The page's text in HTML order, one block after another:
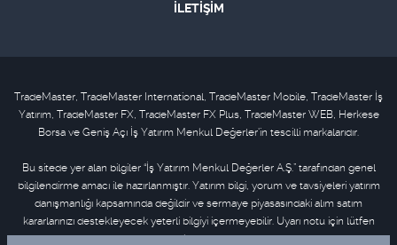
İLETİŞİM
TradeMaster, TradeMaster International, TradeMaster Mobile, TradeMaster İş
Yatırım, TradeMaster FX, TradeMaster FX Plus, TradeMaster WEB, Herkese
Borsa ve Geniş Açı İş Yatırım Menkul Değerler'in tescilli markalarıdır.
Bu sitede yer alan bilgiler “İş Yatırım Menkul Değerler A.Ş.” tarafından genel
bilgilendirme amacı ile hazırlanmıştır. Yatırım bilgi, yorum ve tavsiyeleri yatırım
danışmanlığı kapsamında değildir ve sermaye piyasasındaki alım satım
kararlarınızı destekleyecek yeterli bilgiyi içermeyebilir. Uyarı notu için lütfen
tıklayınız.